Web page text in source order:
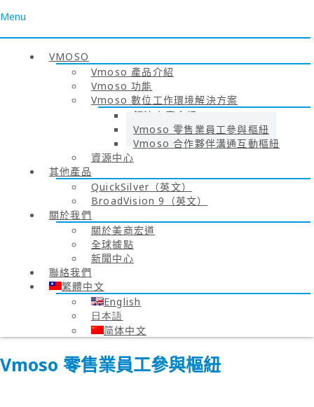
Menu
VMOSO
Vmoso 產品介紹
Vmoso 功能
Vmoso 數位工作環境解決方案
解決方案介紹
Vmoso 零售業員工參與樞紐
Vmoso 合作夥伴溝通互動樞紐
資源中心
其他產品
QuickSilver（英文）
BroadVision 9（英文）
關於我們
關於美商宏道
全球據點
新聞中心
聯絡我們
繁體中文
English
日本語
简体中文
Vmoso 零售業員工參與樞紐